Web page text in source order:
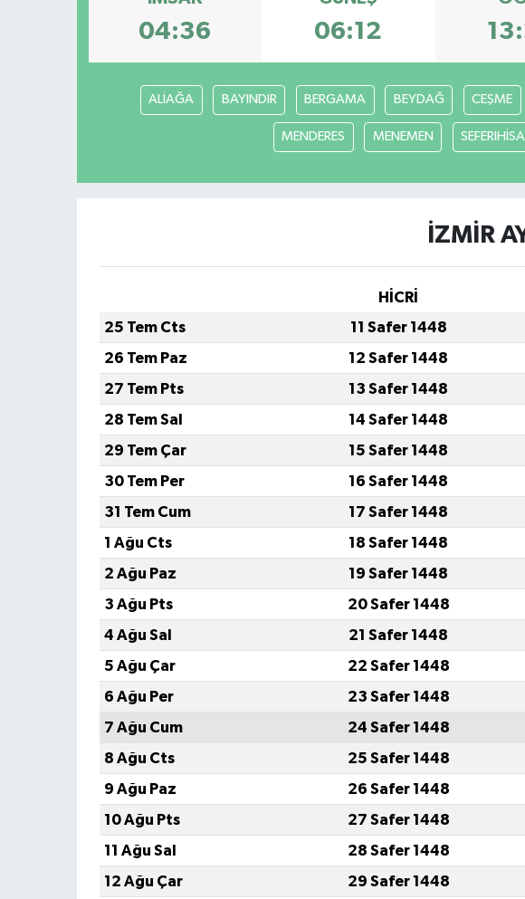
04:36 06:12
ALİAĞA BAYINDIR BERGAMA BEYDAĞ CEŞME
MENDERES MENEMEN
İZMİR
HİCRİ
25 Tem Cts
11 Safer 1448
26 Tem Paz
12 Safer 1448
27 Tem Pts
13 Safer 1448
28 Tem Sal
14 Safer 1448
29 Tem Çar
15 Safer 1448
30 Tem Per
16 Safer 1448
31 Tem Cum
17 Safer 1448
1 Ağu Cts
18 Safer 1448
2 Ağu Paz
19 Safer 1448
3 Ağu Pts
20 Safer 1448
4 Ağu Sal
21 Safer 1448
5 Ağu Çar
22 Safer 1448
6 Ağu Per
23 Safer 1448
7 Ağu Cum
24 Safer 1448
8 Ağu Cts
25 Safer 1448
9 Ağu Paz
26 Safer 1448
10 Ağu Pts
27 Safer 1448
11 Ağu Sal
28 Safer 1448
12 Ağu Çar
29 Safer 1448